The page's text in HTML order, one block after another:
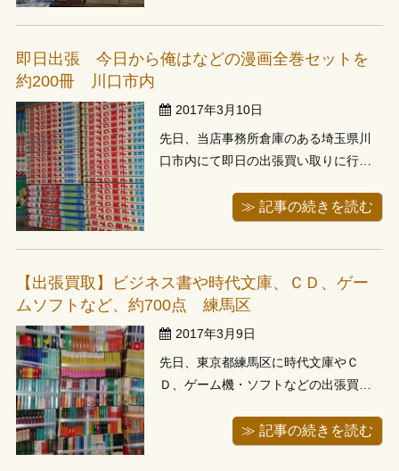
部や外伝なども出品しましたが、どれ
も長編でこんなに長いシリーズだとい
うことはいろんな人に好かれている作
即日出張 今日から俺はなどの漫画全巻セットを
約200冊 川口市内
2017年3月10日
先日、当店事務所倉庫のある埼玉県川
口市内にて即日の出張買い取りに行っ
張しました。当店から車で10分少々と
探すのに少し時間がかかりました。お
伺いしますと、リビングにご案内頂
き、本を拝見させて頂きます。今日か
ら俺は、...
≫ 記事の続きを読む
【出張買取】ビジネス書や時代文庫、ＣＤ、ゲー
ムソフトなど、約700点 練馬区
2017年3月9日
先日、東京都練馬区に時代文庫やＣ
Ｄ、ゲーム機・ソフトなどの出張買い
間前にお問い合わせ頂いたお客様でし
≫ 記事の続きを読む